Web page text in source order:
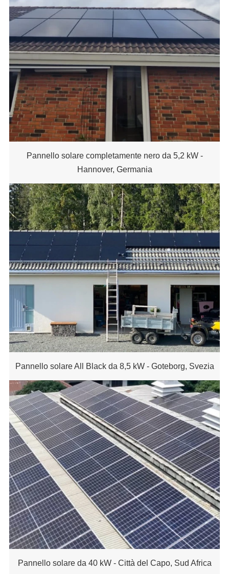
Pannello solare completamente nero da 5,2 kW -
Hannover, Germania
Pannello solare All Black da 8,5 kW - Goteborg, Svezia
Pannello solare da 40 kW - Città del Capo, Sud Africa